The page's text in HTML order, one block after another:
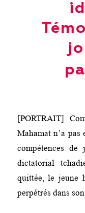
[PORTRAIT]
Mahamat n’a pas
compétences
dictatorial
quittée, le jeune
perpétrés dans son